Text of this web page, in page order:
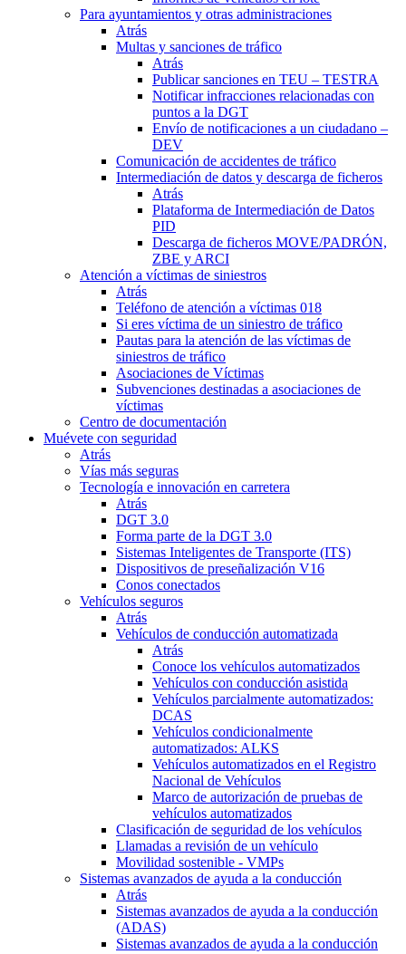
Para ayuntamientos y otras administraciones
Atrás
Multas y sanciones de tráfico
Atrás
Publicar sanciones en TEU – TESTRA
Notificar infracciones relacionadas con
puntos a la DGT
Envío de notificaciones a un ciudadano –
DEV
Comunicación de accidentes de tráfico
Intermediación de datos y descarga de ficheros
Atrás
Plataforma de Intermediación de Datos
PID
Descarga de ficheros MOVE/PADRÓN,
ZBE y ARCI
Atención a víctimas de siniestros
Atrás
Teléfono de atención a víctimas 018
Si eres víctima de un siniestro de tráfico
Pautas para la atención de las víctimas de
siniestros de tráfico
Asociaciones de Víctimas
Subvenciones destinadas a asociaciones de
víctimas
Centro de documentación
Muévete con seguridad
Atrás
Vías más seguras
Tecnología e innovación en carretera
Atrás
DGT 3.0
Forma parte de la DGT 3.0
Sistemas Inteligentes de Transporte (ITS)
Dispositivos de preseñalización V16
Conos conectados
Vehículos seguros
Atrás
Vehículos de conducción automatizada
Atrás
Conoce los vehículos automatizados
Vehículos con conducción asistida
Vehículos parcialmente automatizados:
DCAS
Vehículos condicionalmente
automatizados: ALKS
Vehículos automatizados en el Registro
Nacional de Vehículos
Marco de autorización de pruebas de
vehículos automatizados
Clasificación de seguridad de los vehículos
Llamadas a revisión de un vehículo
Movilidad sostenible - VMPs
Sistemas avanzados de ayuda a la conducción
Atrás
Sistemas avanzados de ayuda a la conducción
(ADAS)
Sistemas avanzados de ayuda a la conducción